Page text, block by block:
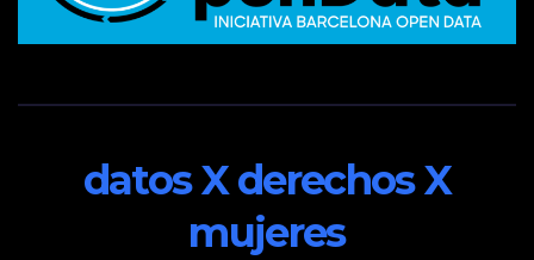
datos X derechos X
mujeres